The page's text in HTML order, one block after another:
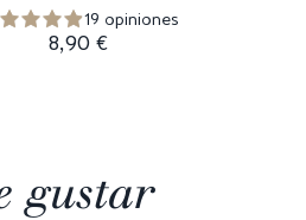
19 opiniones
8,90 €
gustar